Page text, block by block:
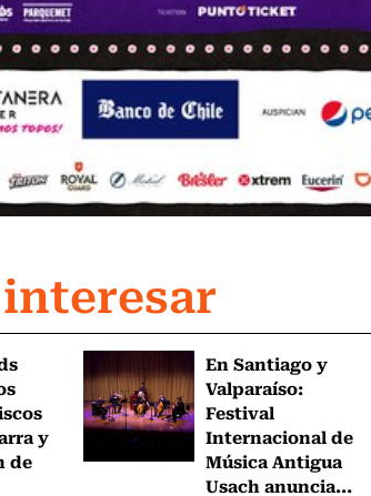
y
de
En Santiago y
Valparaíso:
Festival
Internacional de
Música Antigua
Usach anuncia...